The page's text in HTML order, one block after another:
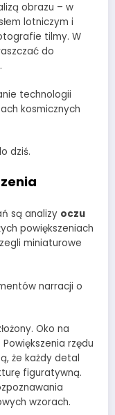
obrazu – w
lotniczym i
tilmy. W
do
technologii
kosmicznych
dziś.
są analizy oczu
powiększeniach
miniaturowe
narracji o
Oko na
rzędu
że każdy detal
figuratywną.
wzorach.